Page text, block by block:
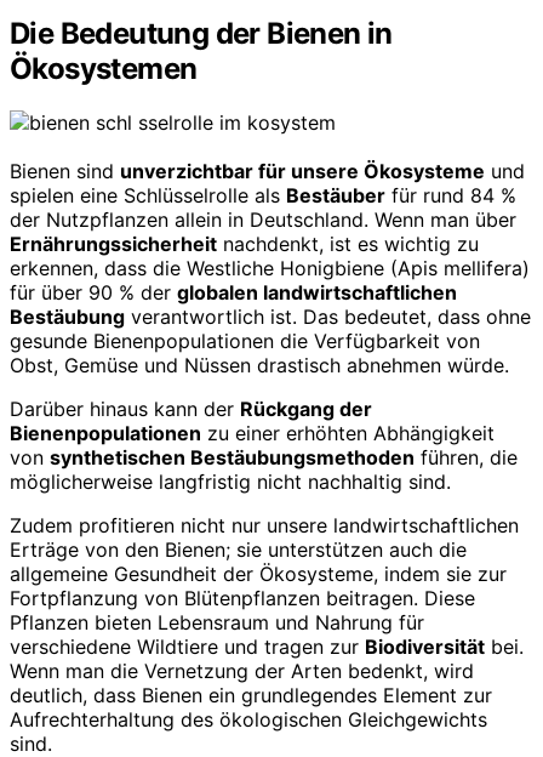
Die Bedeutung der Bienen in
Ökosystemen
Bienen sind unverzichtbar für unsere Ökosysteme und
spielen eine Schlüsselrolle als Bestäuber für rund 84 %
der Nutzpflanzen allein in Deutschland. Wenn man über
Ernährungssicherheit nachdenkt, ist es wichtig zu
erkennen, dass die Westliche Honigbiene (Apis mellifera)
für über 90 % der globalen landwirtschaftlichen
Bestäubung verantwortlich ist. Das bedeutet, dass ohne
gesunde Bienenpopulationen die Verfügbarkeit von
Obst, Gemüse und Nüssen drastisch abnehmen würde.
Darüber hinaus kann der Rückgang der
Bienenpopulationen zu einer erhöhten Abhängigkeit
von synthetischen Bestäubungsmethoden führen, die
möglicherweise langfristig nicht nachhaltig sind.
Zudem profitieren nicht nur unsere landwirtschaftlichen
Erträge von den Bienen; sie unterstützen auch die
allgemeine Gesundheit der Ökosysteme, indem sie zur
Fortpflanzung von Blütenpflanzen beitragen. Diese
Pflanzen bieten Lebensraum und Nahrung für
verschiedene Wildtiere und tragen zur Biodiversität bei.
Wenn man die Vernetzung der Arten bedenkt, wird
deutlich, dass Bienen ein grundlegendes Element zur
Aufrechterhaltung des ökologischen Gleichgewichts
sind.